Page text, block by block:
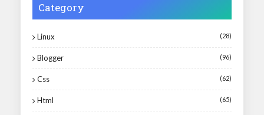
Category
Linux (28)
Blogger (96)
Css (62)
Html (65)